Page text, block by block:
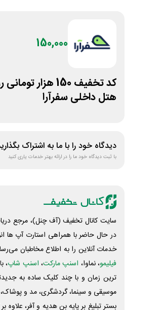
150,000
کد تخفیف 150 هزار
هتل داخلی سفرآرا
دیدگاه خود را با ما به اشتراک
با ثبت دیدگاه خود ما را در ارائه بهتر خدمات یاری کنید
سایت کانال تخفیف (آف چنل)، مرجع
در حال حاضر با همراهی استارت آپ ها
خدمات آنلاین را به اطلاع مخاطبان
فیلیمو، نماوا، اسنپ مارکت، اسنپ شاپ،
ترین زمان و با چند کلیک ساده به
موسیقی و سینما، گردشگری، مد و
بستر تبلیغ بر پایه بن هدیه و آفر،